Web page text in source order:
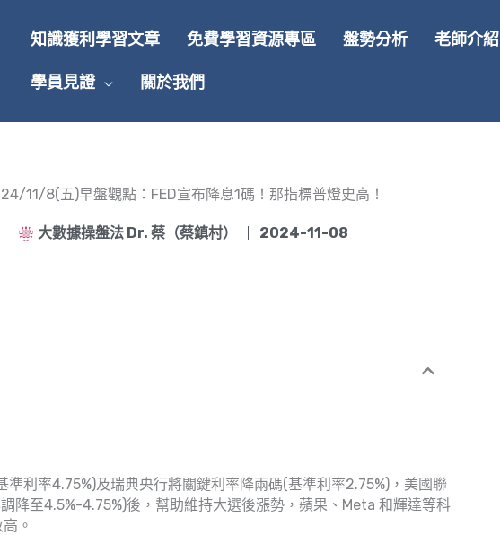
知識獲利學習文章 免費學習資源專區 盤勢分析 老師介紹
學員見證 關於我們
11/8(五)早盤觀點：FED宣布降息1碼！那指標普燈史高！
大數據操盤法 Dr. 蔡（蔡鎮村） 2024-11-08
利率4.75%)及瑞典央行將關鍵利率降兩碼(基準利率2.75%)，美國聯
降至4.5%-4.75%)後，幫助維持大選後漲勢，蘋果、Meta 和輝達等科
。